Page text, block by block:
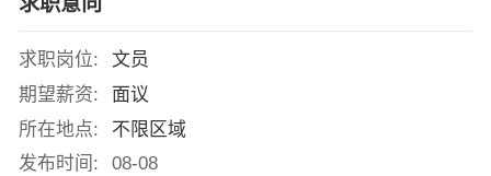
求职岗位:
文员
期望薪资:
面议
所在地点:
不限区域
发布时间:
08-08